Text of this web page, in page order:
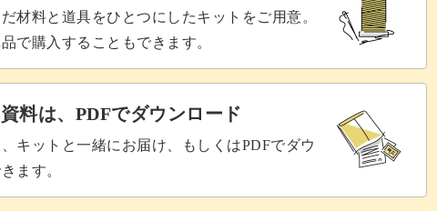
ちしています♪
材料と道具をひとつにしたキットをご用意。
で購入することもできます。
料は、PDFでダウンロード
キットと一緒にお届け、もしくはPDFでダウ
ます。